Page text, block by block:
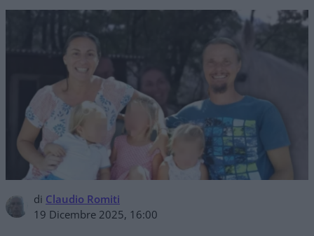
di Claudio Romiti
19 Dicembre 2025, 16:00